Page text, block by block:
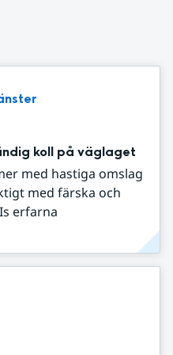
koll på väglaget
med hastiga omslag
med färska och
erfarna